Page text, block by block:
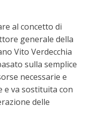
al concetto di
generale della
Vito Verdecchia
sulla semplice
necessarie e
e va sostituita con
delle